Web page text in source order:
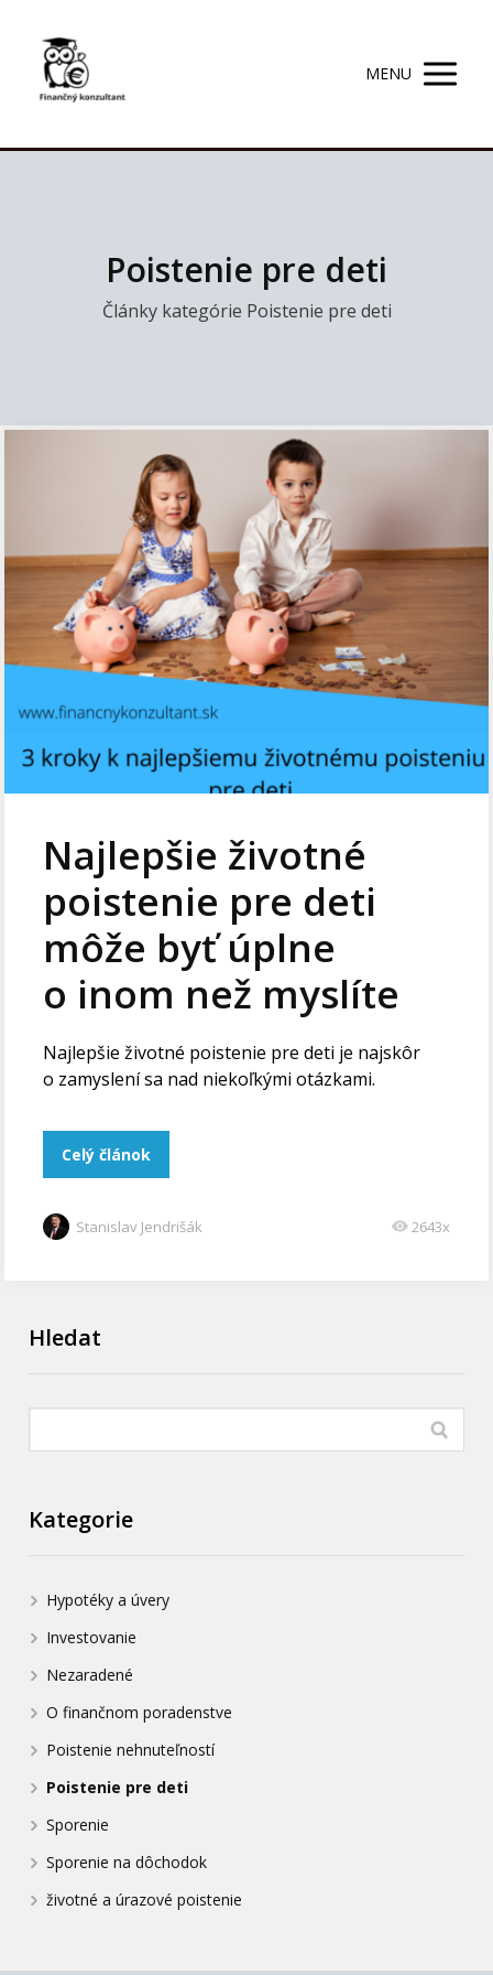
MENU
Poistenie pre deti
Články kategórie Poistenie pre deti
Najlepšie životné
poistenie pre deti
môže byť úplne
o inom než myslíte
Najlepšie životné poistenie pre deti je najskôr
o zamyslení sa nad niekoľkými otázkami.
Celý článok
Stanislav Jendrišák 2643x
Hledat
Kategorie
Hypotéky a úvery
Investovanie
Nezaradené
O finančnom poradenstve
Poistenie nehnuteľností
Poistenie pre deti
Sporenie
Sporenie na dôchodok
životné a úrazové poistenie